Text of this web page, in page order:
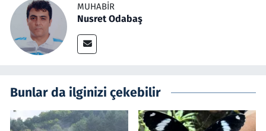
MUHABIR
Nusret Odabaş
Bunlar da ilginizi çekebilir